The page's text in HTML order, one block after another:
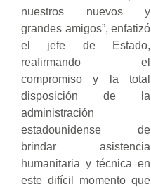
nuestros nuevos y
grandes amigos”, enfatizó
el jefe de Estado,
reafirmando el
compromiso y la total
disposición de la
administración
estadounidense de
brindar asistencia
humanitaria y técnica en
este difícil momento que